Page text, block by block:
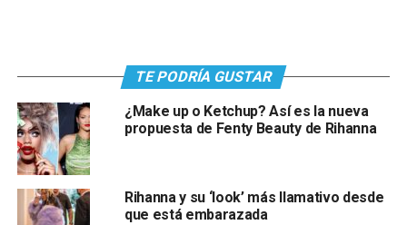
TE PODRÍA GUSTAR
¿Make up o Ketchup? Así es la nueva
propuesta de Fenty Beauty de Rihanna
Rihanna y su ‘look’ más llamativo desde
que está embarazada